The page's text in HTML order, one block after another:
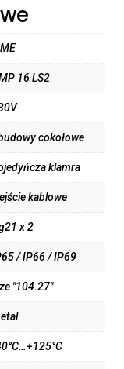
16 LS2
cokołowe
klamra
kablowe
x 2
/ IP66 / IP69
"104.27"